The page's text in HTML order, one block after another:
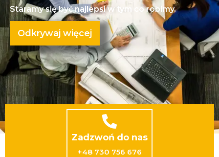
Staramy się być najlepsi w tym co robimy.
Odkrywaj więcej
Zadzwoń do nas
+48 730 756 676